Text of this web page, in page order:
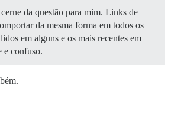
da questão para mim. Links de
da mesma forma em todos os
em alguns e os mais recentes em
e confuso.